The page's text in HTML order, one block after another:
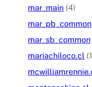
mar_main (4)
mar_pb_common
mar_sb_common
mariachiloco.cl